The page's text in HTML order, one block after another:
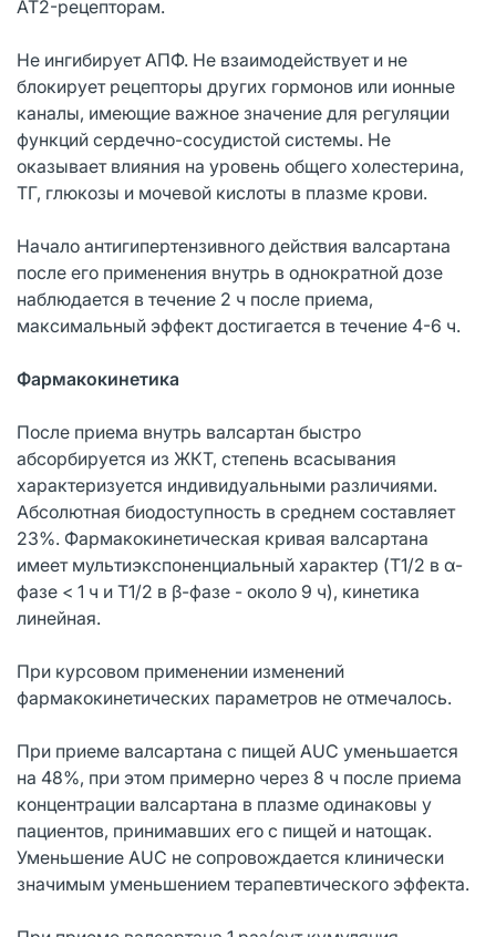
AT2-рецепторам.
Не ингибирует АПФ. Не взаимодействует и не
блокирует рецепторы других гормонов или ионные
каналы, имеющие важное значение для регуляции
функций сердечно-сосудистой системы. Не
оказывает влияния на уровень общего холестерина,
ТГ, глюкозы и мочевой кислоты в плазме крови.
Начало антигипертензивного действия валсартана
после его применения внутрь в однократной дозе
наблюдается в течение 2 ч после приема,
максимальный эффект достигается в течение 4-6 ч.
Фармакокинетика
После приема внутрь валсартан быстро
абсорбируется из ЖКТ, степень всасывания
характеризуется индивидуальными различиями.
Абсолютная биодоступность в среднем составляет
23%. Фармакокинетическая кривая валсартана
имеет мультиэкспоненциальный характер (T1/2 в α-
фазе < 1 ч и T1/2 в β-фазе - около 9 ч), кинетика
линейная.
При курсовом применении изменений
фармакокинетических параметров не отмечалось.
При приеме валсартана с пищей AUC уменьшается
на 48%, при этом примерно через 8 ч после приема
концентрации валсартана в плазме одинаковы у
пациентов, принимавших его с пищей и натощак.
Уменьшение AUC не сопровождается клинически
значимым уменьшением терапевтического эффекта.